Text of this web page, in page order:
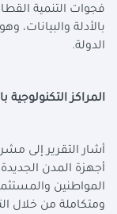
فجوات التنمية
بالأدلة
الدولة.
المراكز التكنولوجية
أشار التقرير إلى
أجهزة المدن
المواطنين
ومتكاملة من خلال